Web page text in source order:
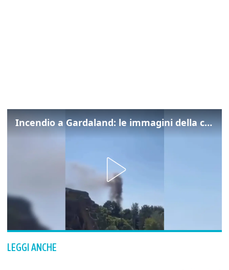
Incendio a Gardaland: le immagini della colonna di fumo
LEGGI ANCHE